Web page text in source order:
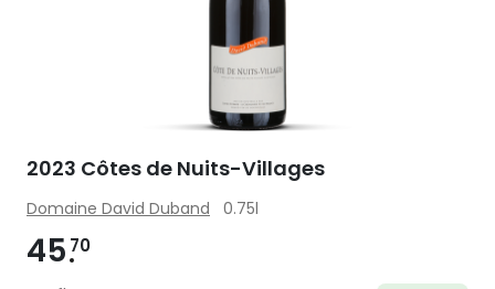
2023 Côtes de Nuits-Villages
Domaine David Duband 0.75l
45 70